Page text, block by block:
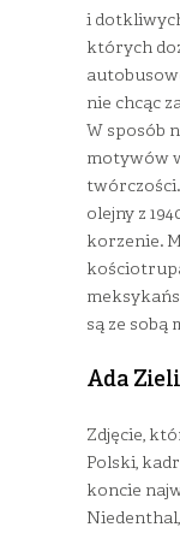
i
których
nie chcąc
W sposób
motywów
olejny z
korzenie.
są ze sobą
Ada
Zdjęcie,
Polski,
koncie